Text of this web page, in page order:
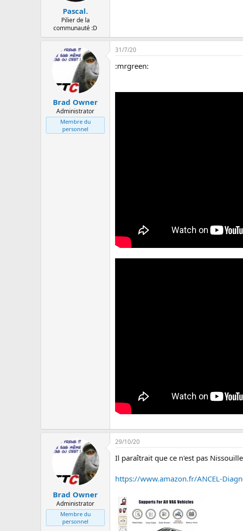
Pascal.
Pilier de la
communauté :D
Brad Owner
Administrator
Membre du
personnel
31/7/20
:mrgreen:
Brad Owner
Administrator
Membre du
personnel
29/10/20
Il paraîtrait que ce n'est pas
https://www.amazon.fr/ANCEL-